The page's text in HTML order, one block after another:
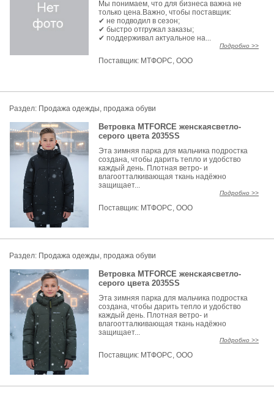
Мы понимаем, что для бизнеса важна не
только цена.Важно, чтобы поставщик:
✔ не подводил в сезон;
✔ быстро отгружал заказы;
✔ поддерживал актуальное на...
Подробно >>
Поставщик: МТФОРС, ООО
Раздел: Продажа одежды, продажа обуви
Ветровка MTFORCE женскаясветло-
серого цвета 2035SS
Эта зимняя парка для мальчика подростка
создана, чтобы дарить тепло и удобство
каждый день. Плотная ветро- и
влагоотталкивающая ткань надёжно
защищает...
Подробно >>
Поставщик: МТФОРС, ООО
Раздел: Продажа одежды, продажа обуви
Ветровка MTFORCE женскаясветло-
серого цвета 2035SS
Эта зимняя парка для мальчика подростка
создана, чтобы дарить тепло и удобство
каждый день. Плотная ветро- и
влагоотталкивающая ткань надёжно
защищает...
Подробно >>
Поставщик: МТФОРС, ООО